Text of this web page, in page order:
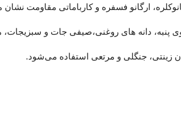
ارگانو‌ فسفره و کارباماتی مقاومت
پنبه، دانه های روغنی،صیفی جات و سبزیجات،
زینتی، جنگلی و مرتعی استفاده می‌شود.